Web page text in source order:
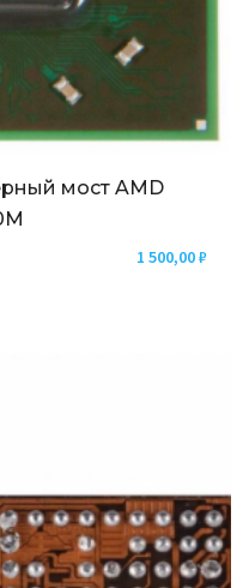
мост AMD
1 500,00₽